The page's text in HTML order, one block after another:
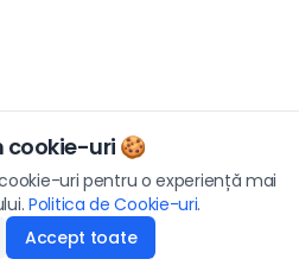
cookie-uri 🍪
uri pentru o experiență mai
Politica de Cookie-uri.
Accept toate